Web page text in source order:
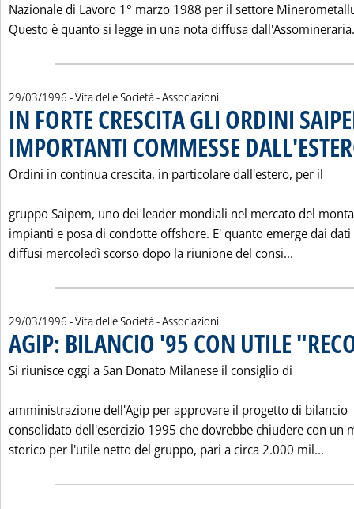
Nazionale di Lavoro 1° marzo 1988 per il settore
Questo è quanto si legge in una nota diffusa
29/03/1996 - Vita delle Società - Associazioni
IN FORTE CRESCITA GLI ORDINI
IMPORTANTI COMMESSE
Ordini in continua crescita, in particolare dall'estero, per il
gruppo Saipem, uno dei leader mondiali nel mercato del
impianti e posa di condotte offshore. E' quanto emerge dai dati
diffusi mercoledì scorso dopo la riunione del consi...
29/03/1996 - Vita delle Società - Associazioni
AGIP: BILANCIO '95 CON UTILE
Si riunisce oggi a San Donato Milanese il consiglio di
amministrazione dell'Agip per approvare il progetto di bilancio
consolidato dell'esercizio 1995 che dovrebbe chiudere con un
storico per l'utile netto del gruppo, pari a circa 2.000 mil...